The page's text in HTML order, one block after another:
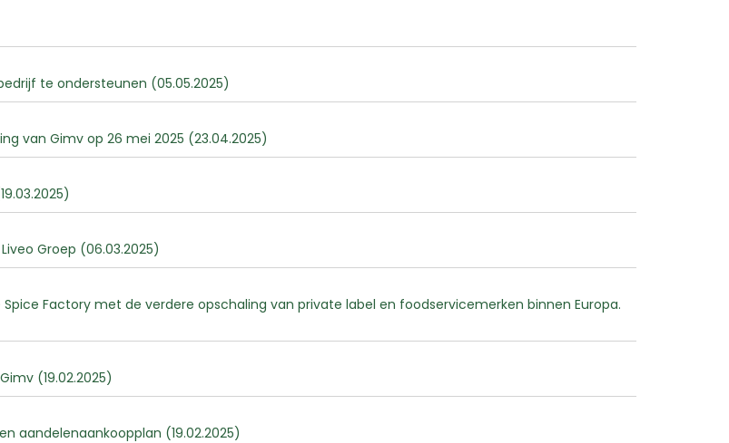
te ondersteunen (05.05.2025)
van Gimv op 26 mei 2025 (23.04.2025)
Groep (06.03.2025)
Factory met de verdere opschaling van private label en foodservicemerken binnen Europa.
(19.02.2025)
aandelenaankoopplan (19.02.2025)